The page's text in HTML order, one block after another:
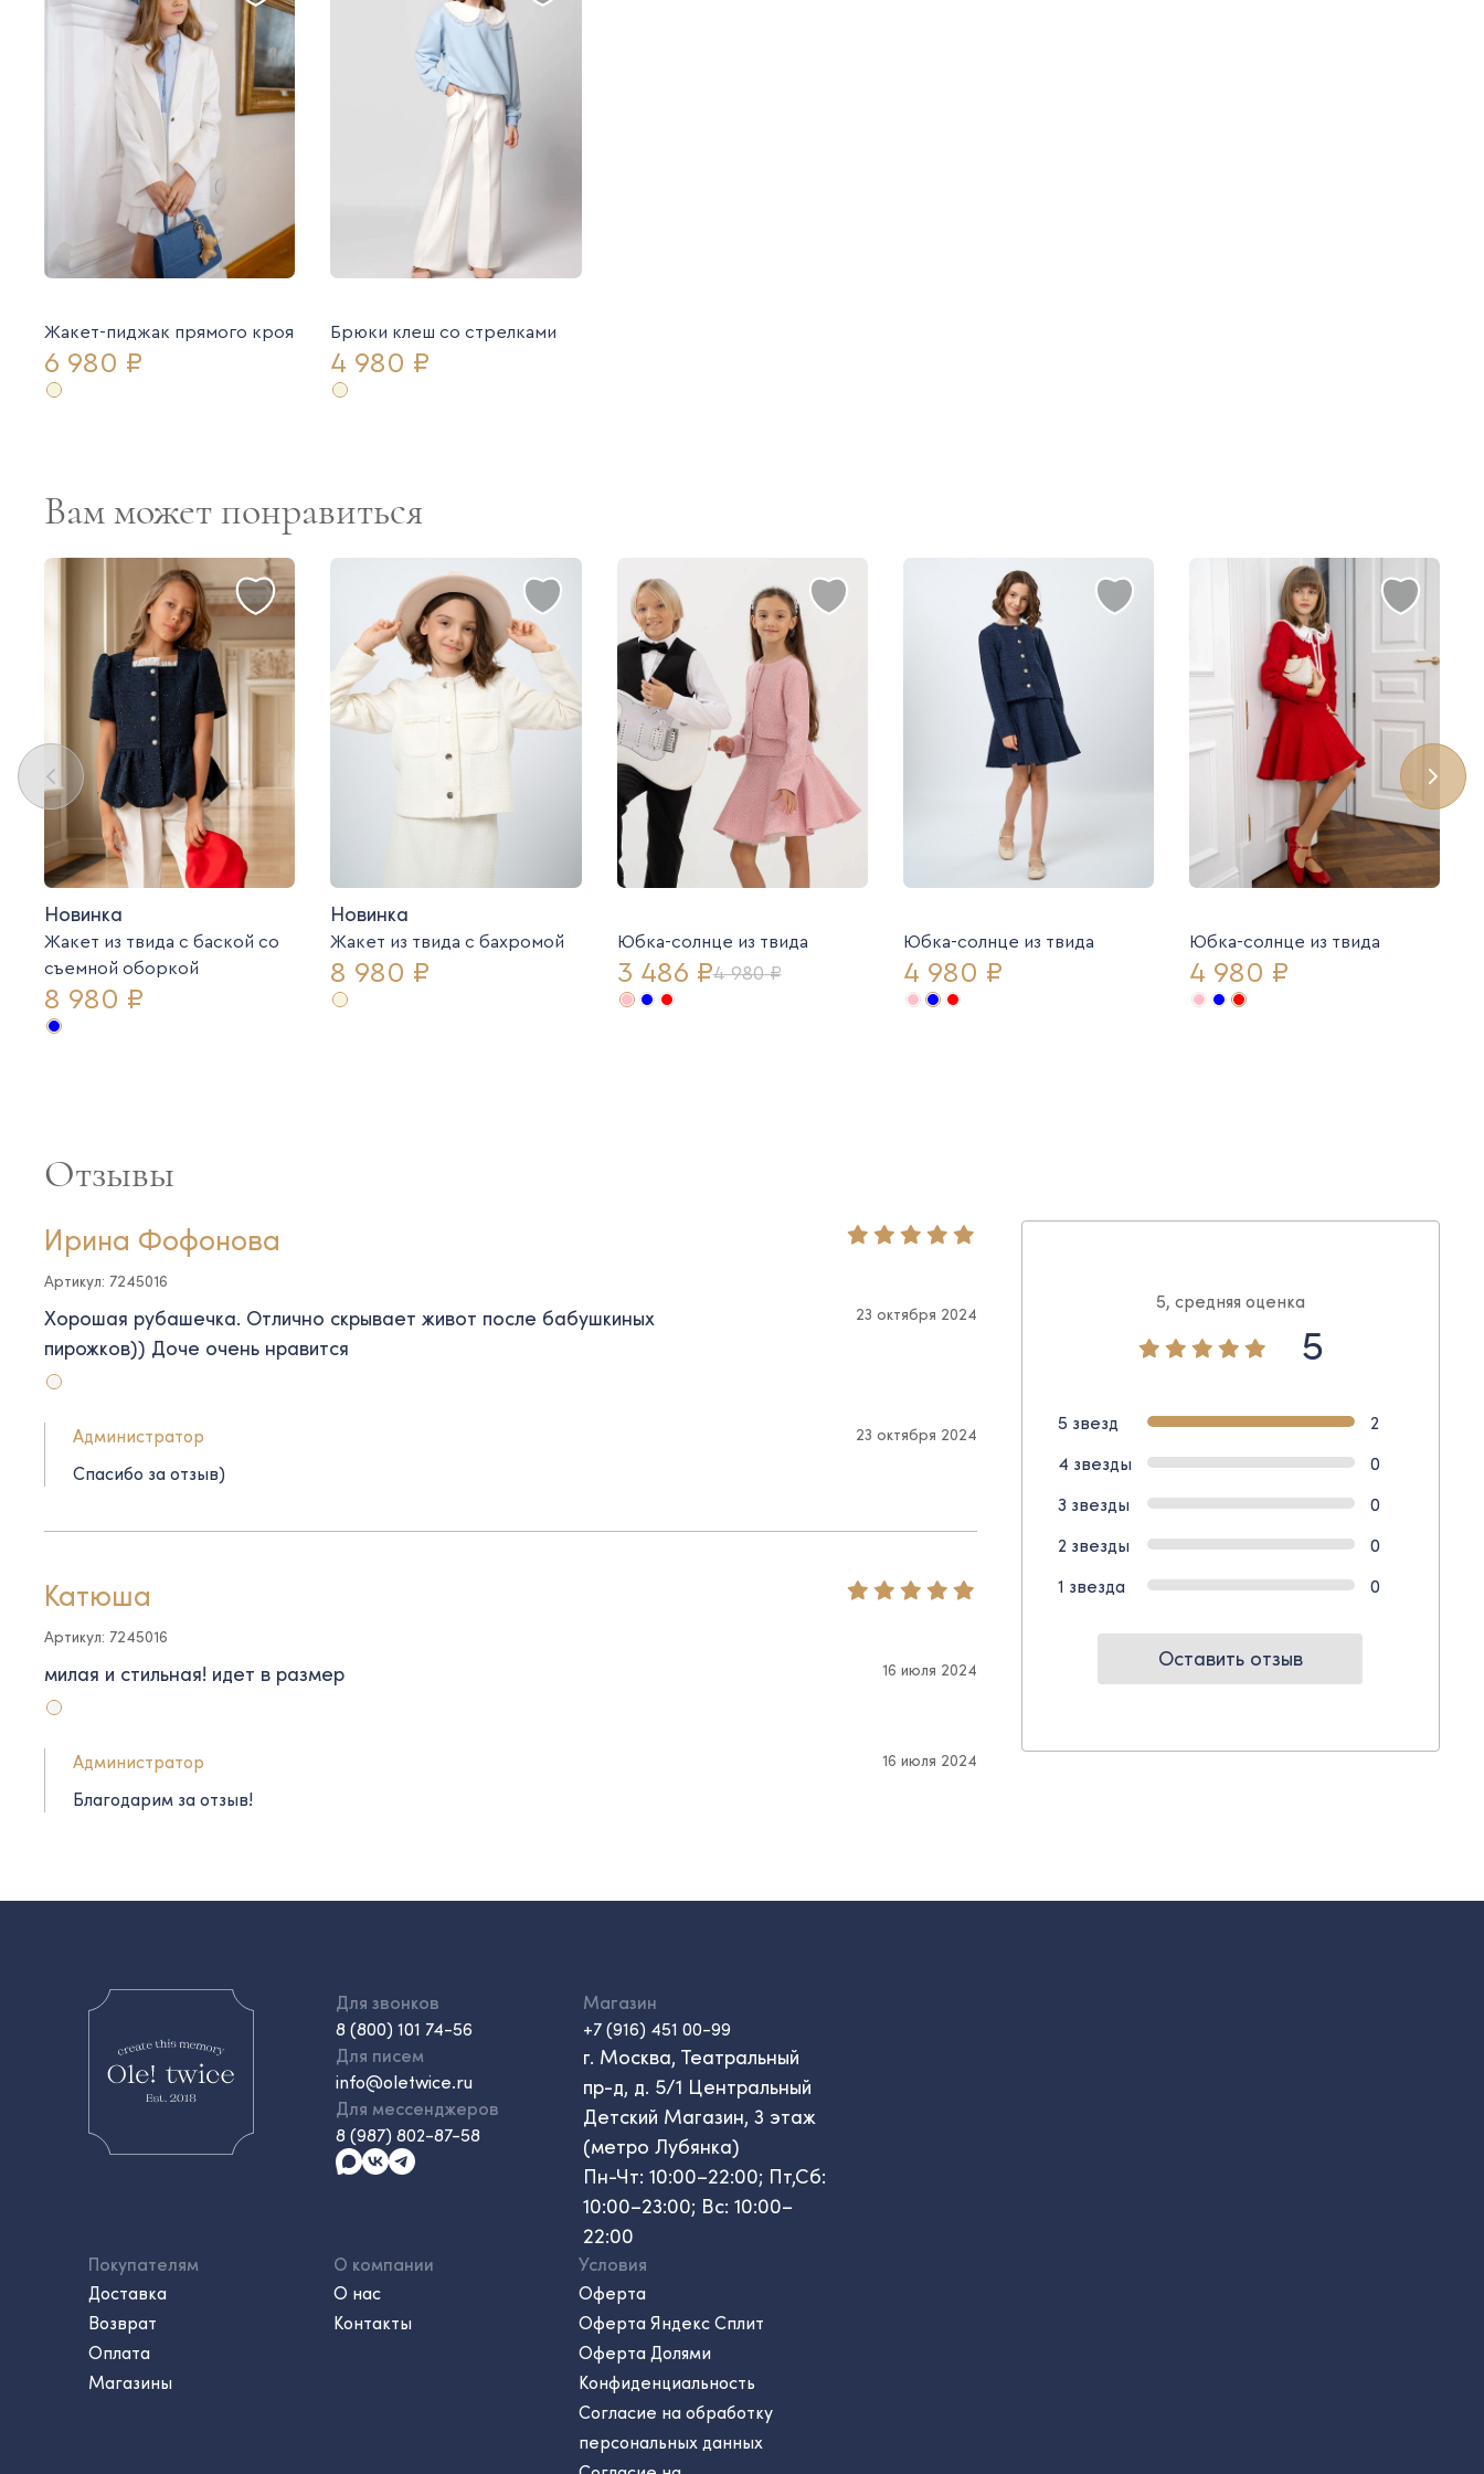
Жакет-пиджак прямого кроя
6 980 ₽
Брюки клеш со стрелками
4 980 ₽
Вам может понравиться
Новинка
Жакет из твида с баской со
съемной оборкой
8 980 ₽
Новинка
Жакет из твида c бахромой
8 980 ₽
Юбка-солнце из твида
3 486 ₽4 980 ₽
Юбка-солнце из твида
4 980 ₽
Юбка-солнце из твида
4 980 ₽
Отзывы
5, средняя оценка
5
5 звезд
2
4 звезды
0
3 звезды
0
2 звезды
0
1 звезда
0
Оставить отзыв
Ирина Фофонова
Артикул: 7245016
Хорошая рубашечка. Отлично скрывает живот после бабушкиных
пирожков)) Доче очень нравится
23 октября 2024
Администратор 23 октября 2024
Спасибо за отзыв)
Катюша
Артикул: 7245016
милая и стильная! идет в размер 16 июля 2024
Администратор 16 июля 2024
Благодарим за отзыв!
Для звонков
8 (800) 101 74-56
Для писем
info@oletwice.ru
Для мессенджеров
8 (987) 802-87-58
Магазин
+7 (916) 451 00-99
г. Москва, Театральный
пр-д, д. 5/1 Центральный
Детский Магазин, 3 этаж
(метро Лубянка)
Пн-Чт: 10:00–22:00; Пт,Сб:
10:00–23:00; Вс: 10:00–
22:00
Покупателям
Доставка
Возврат
Оплата
Магазины
О компании
О нас
Контакты
Условия
Оферта
Оферта Яндекс Сплит
Оферта Долями
Конфиденциальность
Согласие на обработку
персональных данных